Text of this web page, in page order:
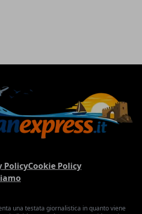
PolicyCookie Policy
una testata giornalistica in quanto viene